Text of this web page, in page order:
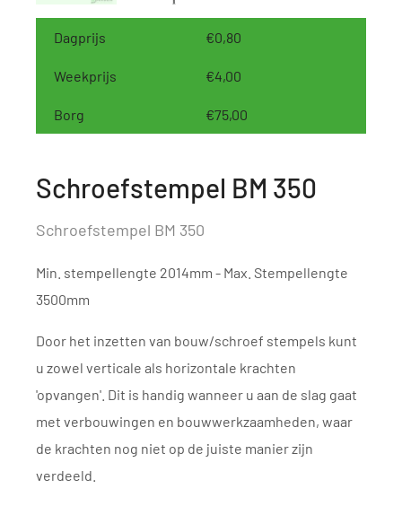
Dagprijs €0,80
Weekprijs €4,00
Borg €75,00
Schroefstempel BM 350
Schroefstempel BM 350
Min. stempellengte 2014mm - Max. Stempellengte
3500mm
Door het inzetten van bouw/schroef stempels kunt
u zowel verticale als horizontale krachten
'opvangen'. Dit is handig wanneer u aan de slag gaat
met verbouwingen en bouwwerkzaamheden, waar
de krachten nog niet op de juiste manier zijn
verdeeld.